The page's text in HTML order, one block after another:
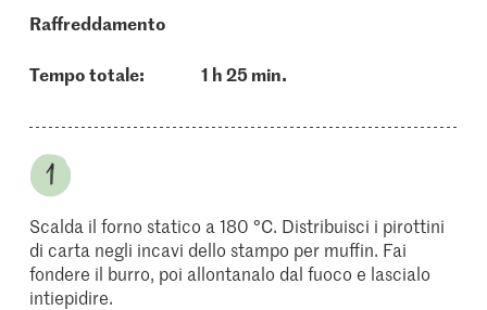
raffreddamento
Tempo totale: 1 h 25 min.
Scalda il forno statico a 180 °C. Distribuisci i pirottini
di carta negli incavi dello stampo per muffin. Fai
fondere il burro, poi allontanalo dal fuoco e lascialo
intiepidire.